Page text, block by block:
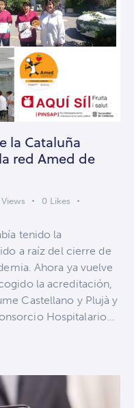
la Cataluña
red Amed de
Views 0 Likes
tenido la
a raíz del cierre de
Ahora ya vuelve
la acreditación,
Castellano y Plujà y
Hospitalario…